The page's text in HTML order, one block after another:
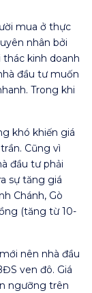
mua ở thực
nhân bởi
kinh doanh
đầu tư muốn
Trong khi
khó khiến giá
Cũng vì
đầu tư phải
sự tăng giá
Chánh, Gò
(tăng từ 10-
nên nhà đầu
ven đô. Giá
ngưỡng trên